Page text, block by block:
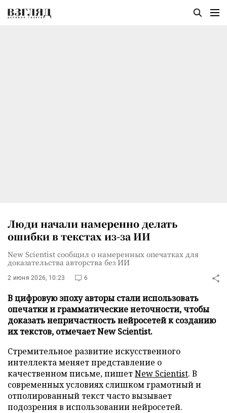
Люди начали намеренно делать
ошибки в текстах из-за ИИ
New Scientist сообщил о намеренных опечатках для
доказательства авторства без ИИ
2 июня 2026, 10:23 6
В цифровую эпоху авторы стали использовать
опечатки и грамматические неточности, чтобы
доказать непричастность нейросетей к созданию
их текстов, отмечает New Scientist.
Стремительное развитие искусственного
интеллекта меняет представление о
качественном письме, пишетNew Scientist. В
современных условиях слишком грамотный и
отполированный текст часто вызывает
подозрения в использовании нейросетей.